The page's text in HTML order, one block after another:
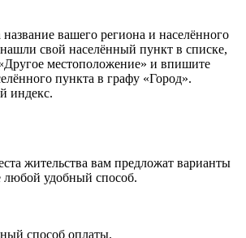
вашего региона и населённого
свой населённый пункт в списке,
местоположение» и впишите
пункта в графу «Город».
индекс.
жительства вам предложат варианты
любой удобный способ.
способ оплаты.